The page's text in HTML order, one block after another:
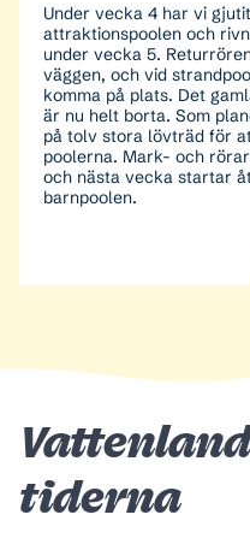
Under vecka 4 har vi
attraktionspoolen och
under vecka 5.
väggen, och vid
komma på plats. Det
är nu helt borta. Som
på tolv stora lövträd för
poolerna. Mark- och
och nästa vecka startar
barnpoolen.
tiderna